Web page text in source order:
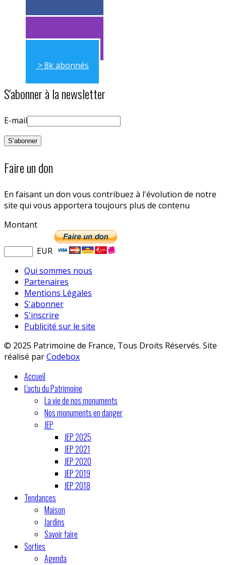
> 11k abonnés
> 11k abonnés
> 8k abonnés
S'abonner à la newsletter
E-mail
Faire un don
En faisant un don vous contribuez à l'évolution de notre
site qui vous apportera toujours plus de contenu
Montant
EUR
Qui sommes nous
Partenaires
Mentions Légales
S'abonner
S'inscrire
Publicité sur le site
© 2025 Patrimoine de France, Tous Droits Réservés. Site
réalisé parCodebox
Accueil
L'actu du Patrimoine
La vie de nos monuments
Nos monuments en danger
JEP
JEP 2025
JEP 2021
JEP 2020
JEP 2019
JEP 2018
Tendances
Maison
Jardins
Savoir faire
Sorties
Agenda